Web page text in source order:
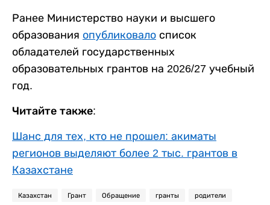
Ранее Министерство науки и высшего
образования опубликовало список
обладателей государственных
образовательных грантов на 2026/27 учебный
год.
Читайте также:
Шанс для тех, кто не прошел: акиматы
регионов выделяют более 2 тыс. грантов в
Казахстане
Казахстан Грант Обращение гранты родители